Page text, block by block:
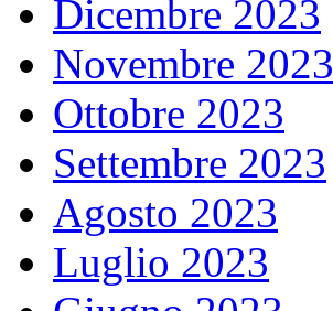
Dicembre 2023
Novembre 2023
Ottobre 2023
Settembre 2023
Agosto 2023
Luglio 2023